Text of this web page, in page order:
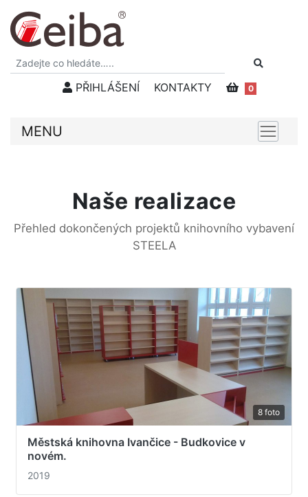
PŘIHLÁŠENÍ KONTAKTY 0
MENU
Naše realizace
Přehled dokončených projektů knihovního vybavení
STEELA
8 foto
Městská knihovna Ivančice - Budkovice v
novém.
2019